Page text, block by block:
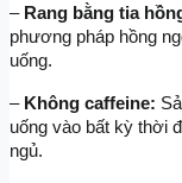
– Rang bằng tia
phương pháp hồng
uống.
– Không caffeine:
uống vào bất kỳ thời
ngủ.